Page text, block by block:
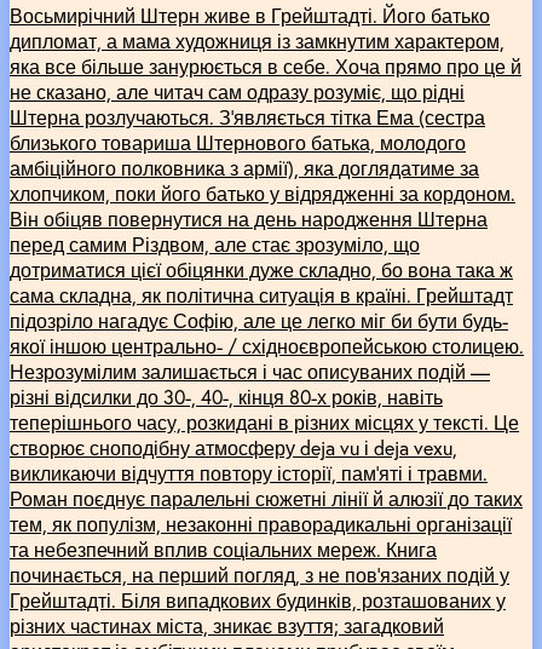
Восьмирічний Штерн живе в Грейштадті. Його батько
дипломат, а мама художниця із замкнутим характером,
яка все більше занурюється в себе. Хоча прямо про це й
не сказано, але читач сам одразу розуміє, що рідні
Штерна розлучаються. З’являється тітка Ема (сестра
близького товариша Штернового батька, молодого
амбіційного полковника з армії), яка доглядатиме за
хлопчиком, поки його батько у відрядженні за кордоном.
Він обіцяв повернутися на день народження Штерна
перед самим Різдвом, але стає зрозуміло, що
дотриматися цієї обіцянки дуже складно, бо вона така ж
сама складна, як політична ситуація в країні. Грейштадт
підозріло нагадує Софію, але це легко міг би бути будь-
якої іншою центрально- / східноєвропейською столицею.
Незрозумілим залишається і час описуваних подій ––
різні відсилки до 30-, 40-, кінця 80-х років, навіть
теперішнього часу, розкидані в різних місцях у тексті. Це
створює сноподібну атмосферу deja vu і deja vexu,
викликаючи відчуття повтору історії, пам’яті і травми.
Роман поєднує паралельні сюжетні лінії й алюзії до таких
тем, як популізм, незаконні праворадикальні організації
та небезпечний вплив соціальних мереж. Книга
починається, на перший погляд, з не пов’язаних подій у
Грейштадті. Біля випадкових будинків, розташованих у
різних частинах міста, зникає взуття; загадковий